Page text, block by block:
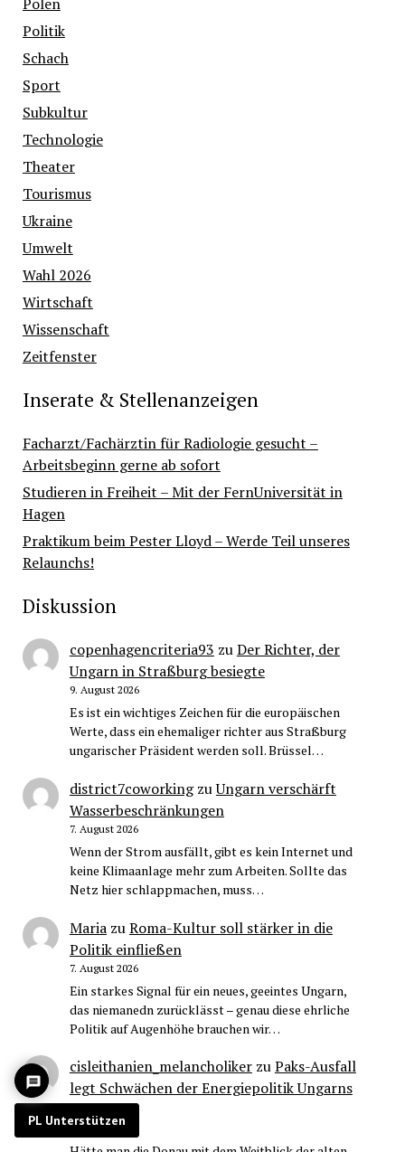
Polen
Politik
Schach
Sport
Subkultur
Technologie
Theater
Tourismus
Ukraine
Umwelt
Wahl 2026
Wirtschaft
Wissenschaft
Zeitfenster
Inserate & Stellenanzeigen
Facharzt/Fachärztin für Radiologie gesucht –
Arbeitsbeginn gerne ab sofort
Studieren in Freiheit – Mit der FernUniversität in
Hagen
Praktikum beim Pester Lloyd – Werde Teil unseres
Relaunchs!
Diskussion
copenhagencriteria93 zuDer Richter, der
Ungarn in Straßburg besiegte
9. August 2026
Es ist ein wichtiges Zeichen für die europäischen
Werte, dass ein ehemaliger richter aus Straßburg
ungarischer Präsident werden soll. Brüssel…
district7coworkingzuUngarn verschärft
Wasserbeschränkungen
7. August 2026
Wenn der Strom ausfällt, gibt es kein Internet und
keine Klimaanlage mehr zum Arbeiten. Sollte das
Netz hier schlappmachen, muss…
MariazuRoma-Kultur soll stärker in die
Politik einfließen
7. August 2026
Ein starkes Signal für ein neues, geeintes Ungarn,
das niemanedn zurücklässt – genau diese ehrliche
Politik auf Augenhöhe brauchen wir…
cisleithanien_melancholikerzuPaks-Ausfall
legt Schwächen der Energiepolitik Ungarns
offen
6. August 2026
PL Unterstützen